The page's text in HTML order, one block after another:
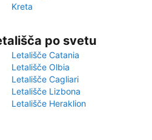
Kreta
po svetu
Letališče Catania
Letališče Olbia
Letališče Cagliari
Letališče Lizbona
Letališče Heraklion